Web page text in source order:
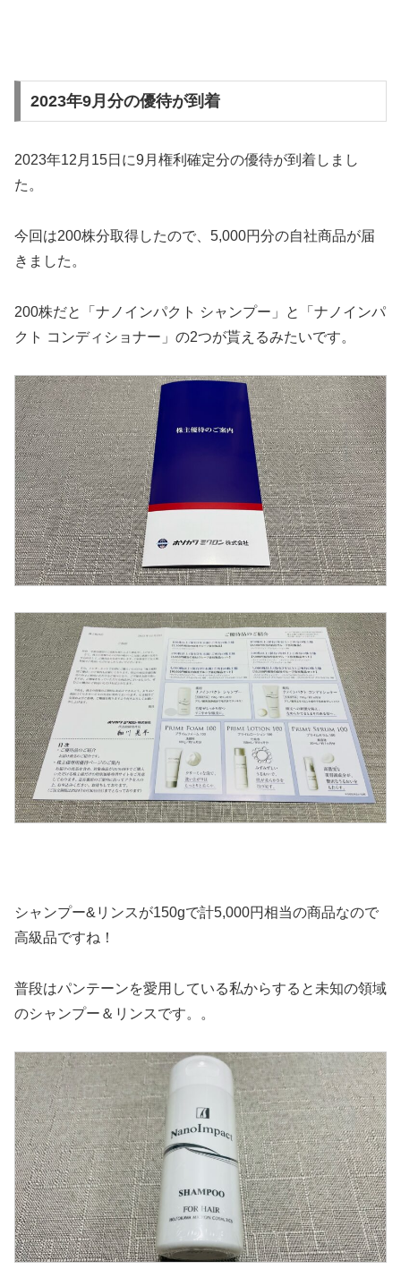
2023年9月分の優待が到着
2023年12月15日に9月権利確定分の優待が到着しまし
た。
今回は200株分取得したので、5,000円分の自社商品が届
きました。
200株だと「ナノインパクト シャンプー」と「ナノインパ
クト コンディショナー」の2つが貰えるみたいです。
シャンプー&リンスが150gで計5,000円相当の商品なので
高級品ですね！
普段はパンテーンを愛用している私からすると未知の領域
のシャンプー＆リンスです。。